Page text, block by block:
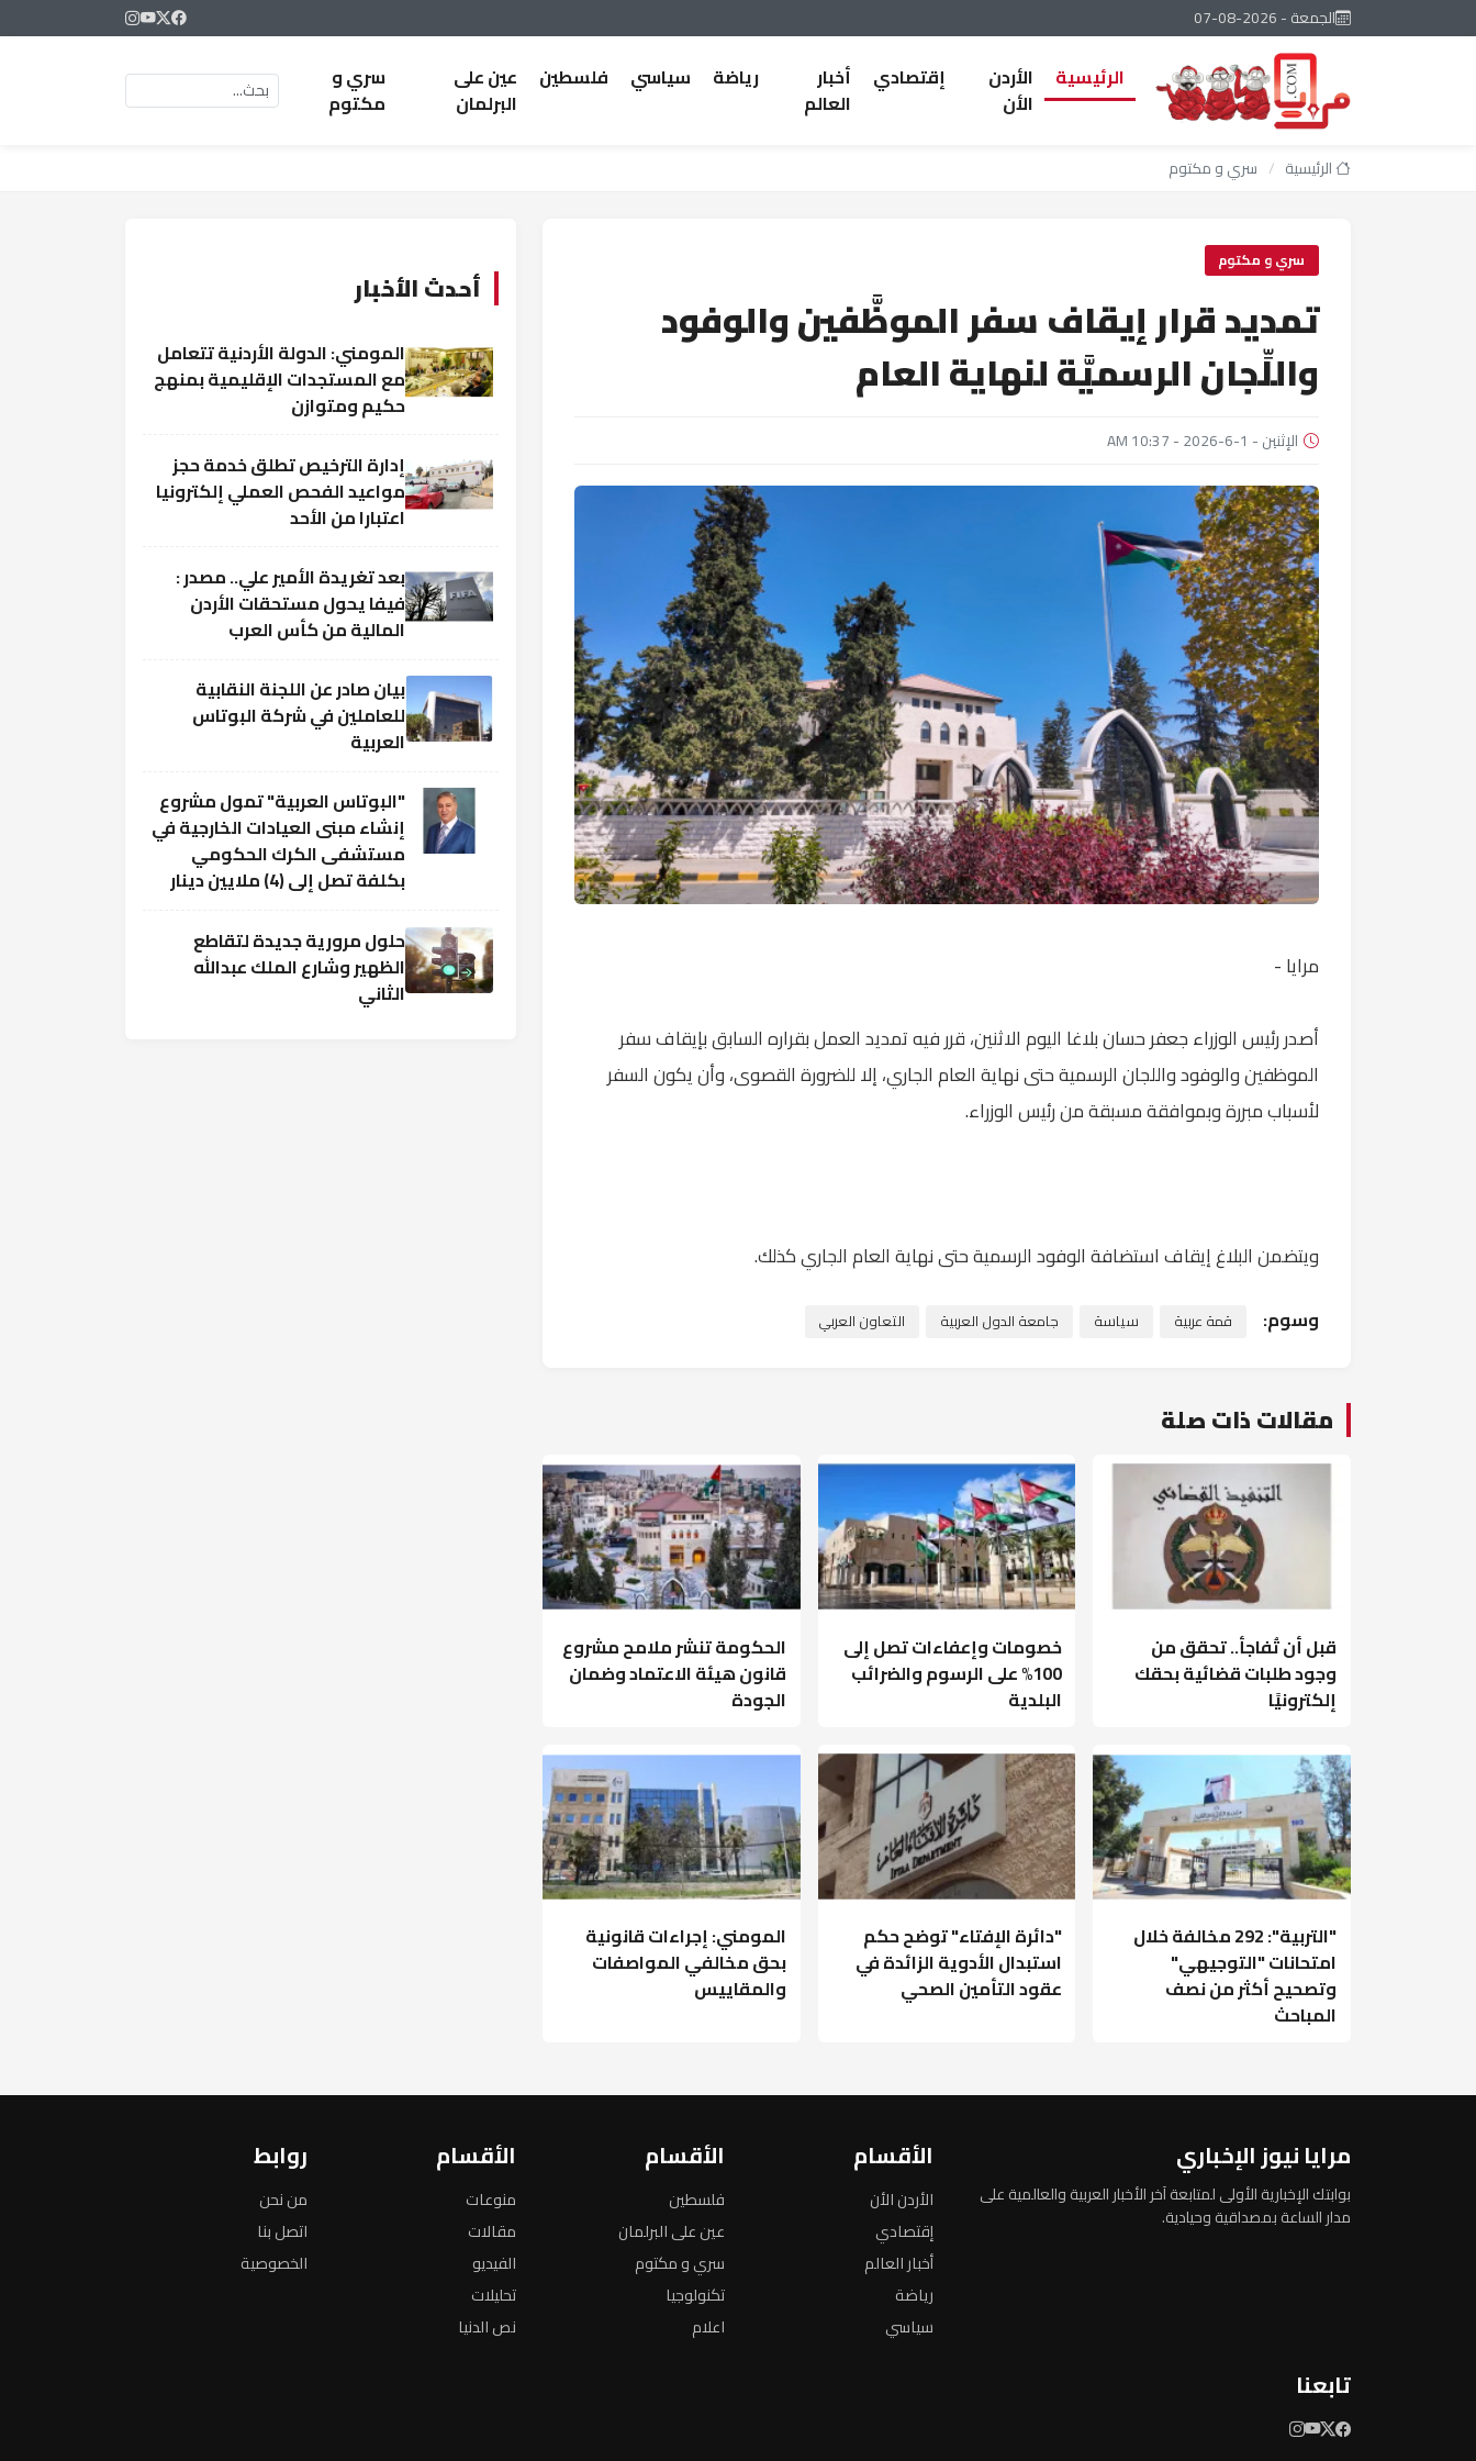
الجمعة - 2026-08-07
الرئيسية
الأردن
الأن
إقتصادي
أخبار
العالم
رياضة سياسي فلسطين
عين على
البرلمان
سري و
مكتوم
الرئيسية / سري و مكتوم
سري و مكتوم
تمديد قرار إيقاف سفر الموظَّفين والوفود
واللِّجان الرسميَّة لنهاية العام
الإثنين - 1-6-2026 - 10:37 AM
مرايا -
أصدر رئيس الوزراء جعفر حسان بلاغا اليوم الاثنين، قرر فيه تمديد العمل بقراره السابق بإيقاف سفر
الموظفين والوفود واللجان الرسمية حتى نهاية العام الجاري، إلا للضرورة القصوى، وأن يكون السفر
لأسباب مبررة وبموافقة مسبقة من رئيس الوزراء.
ويتضمن البلاغ إيقاف استضافة الوفود الرسمية حتى نهاية العام الجاري كذلك.
وسوم: قمة عربية سياسة جامعة الدول العربية التعاون العربي
مقالات ذات صلة
قبل أن تُفاجأ.. تحقق من
وجود طلبات قضائية بحقك
إلكترونيًا
خصومات وإعفاءات تصل إلى
100% على الرسوم والضرائب
البلدية
الحكومة تنشر ملامح مشروع
قانون هيئة الاعتماد وضمان
الجودة
"التربية": 292 مخالفة خلال
امتحانات "التوجيهي"
وتصحيح أكثر من نصف
المباحث
"دائرة الإفتاء" توضح حكم
استبدال الأدوية الزائدة في
عقود التأمين الصحي
المومني: إجراءات قانونية
بحق مخالفي المواصفات
والمقاييس
أحدث الأخبار
المومني: الدولة الأردنية تتعامل
مع المستجدات الإقليمية بمنهج
حكيم ومتوازن
إدارة الترخيص تطلق خدمة حجز
مواعيد الفحص العملي إلكترونيا
اعتبارا من الأحد
بعد تغريدة الأمير علي.. مصدر :
فيفا يحول مستحقات الأردن
المالية من كأس العرب
بيان صادر عن اللجنة النقابية
للعاملين في شركة البوتاس
العربية
"البوتاس العربية" تمول مشروع
إنشاء مبنى العيادات الخارجية في
مستشفى الكرك الحكومي
بكلفة تصل إلى (4) ملايين دينار
حلول مرورية جديدة لتقاطع
الظهير وشارع الملك عبدالله
الثاني
مرايا نيوز الإخباري
بوابتك الإخبارية الأولى لمتابعة آخر الأخبار العربية والعالمية على
مدار الساعة بمصداقية وحيادية.
الأقسام
الأردن الأن
إقتصادي
أخبار العالم
رياضة
سياسي
الأقسام
فلسطين
عين على البرلمان
سري و مكتوم
تكنولوجيا
اعلام
الأقسام
منوعات
مقالات
الفيديو
تحليلات
نص الدنيا
روابط
من نحن
اتصل بنا
الخصوصية
تابعنا